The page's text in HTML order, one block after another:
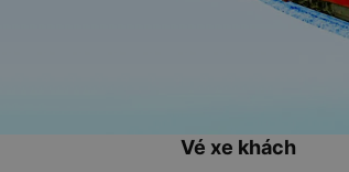
Vé xe khách